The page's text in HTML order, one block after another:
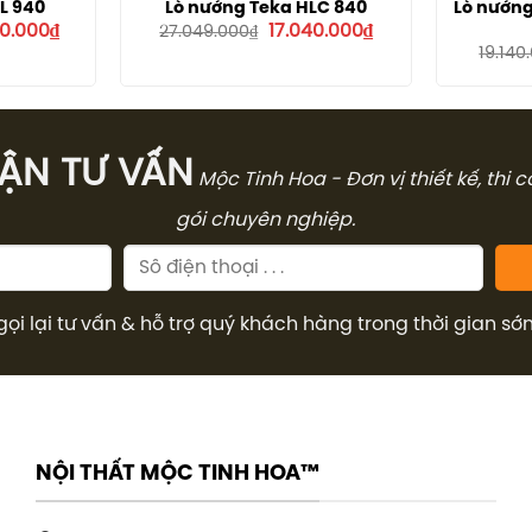
940
₫Giá
hiện
Lò nướng Teka HLC 840
27.049.000₫ Giá
17.040.000₫Giá
hiện
Lò
TƯ VẤN Mộc Tinh Hoa - Đơn vị thiết kế, thi
gói chuyên nghiệp.
lại tư vấn & hỗ trợ quý khách hàng trong thời gian
NỘI THẤT MỘC TINH HOA™